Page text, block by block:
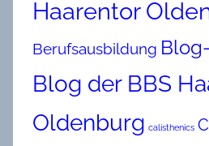
Haarentor
Berufsausbildung
Blog der BBS
Oldenburg calisthenics